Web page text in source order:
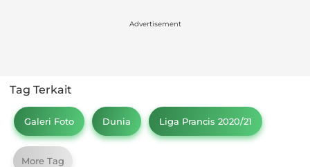
Advertisement
Tag Terkait
Galeri Foto Dunia Liga Prancis 2020/21
More Tag